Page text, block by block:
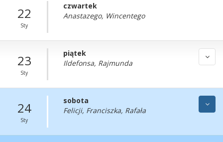
22
Sty
czwartek
Anastazego, Wincentego
23
Sty
piątek
Ildefonsa, Rajmunda
24
Sty
sobota
Felicji, Franciszka, Rafała